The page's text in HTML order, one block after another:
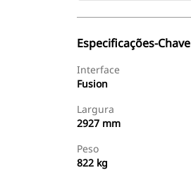
Especificações-Chave
Interface
Fusion
Largura
2927 mm
Peso
822 kg